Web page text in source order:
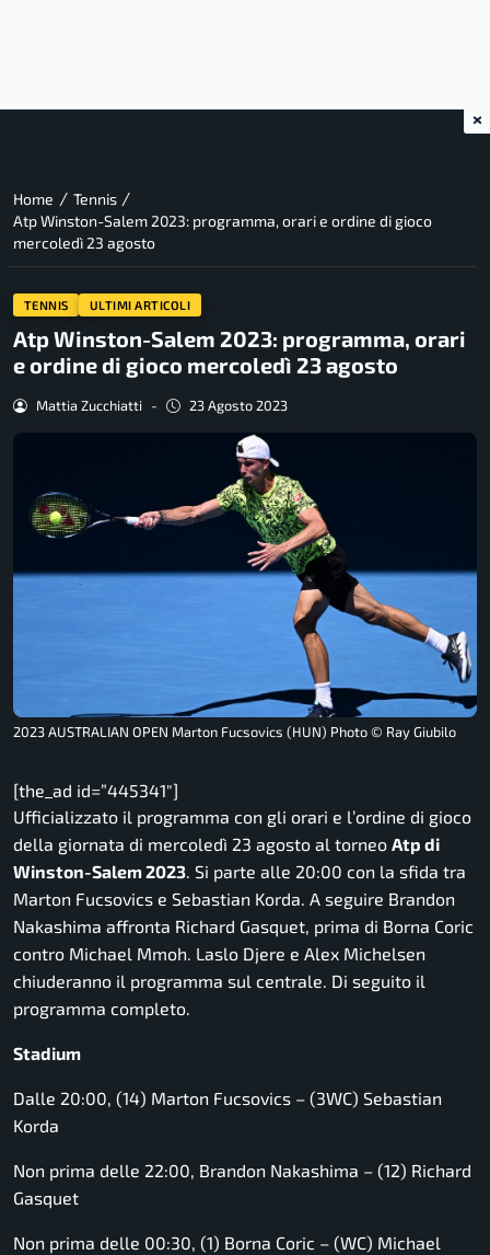
Home / Tennis /
Atp Winston-Salem 2023: programma, orari e ordine di gioco
mercoledì 23 agosto
TENNIS ULTIMI ARTICOLI
Atp Winston-Salem 2023: programma, orari
e ordine di gioco mercoledì 23 agosto
Mattia Zucchiatti - 23 Agosto 2023
2023 AUSTRALIAN OPEN Marton Fucsovics (HUN) Photo © Ray Giubilo
[the_ad id=”445341″]
Ufficializzato il programma con gli orari e l’ordine di gioco
della giornata di mercoledì 23 agosto al torneo Atp di
Winston-Salem 2023. Si parte alle 20:00 con la sfida tra
Marton Fucsovics e Sebastian Korda. A seguire Brandon
Nakashima affronta Richard Gasquet, prima di Borna Coric
contro Michael Mmoh. Laslo Djere e Alex Michelsen
chiuderanno il programma sul centrale. Di seguito il
programma completo.
Stadium
Dalle 20:00, (14) Marton Fucsovics – (3WC) Sebastian
Korda
Non prima delle 22:00, Brandon Nakashima – (12) Richard
Gasquet
Non prima delle 00:30, (1) Borna Coric – (WC) Michael
×